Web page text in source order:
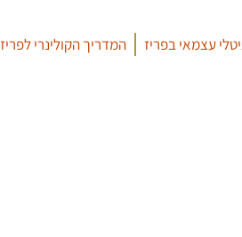
עצמאי בפריז המדריך הקולינרי לפריז